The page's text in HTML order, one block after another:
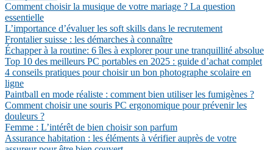
Comment choisir la musique de votre mariage ? La question
essentielle
L’importance d’évaluer les soft skills dans le recrutement
Frontalier suisse : les démarches à connaître
Échapper à la routine: 6 îles à explorer pour une tranquillité absolue
Top 10 des meilleurs PC portables en 2025 : guide d’achat complet
4 conseils pratiques pour choisir un bon photographe scolaire en
ligne
Paintball en mode réaliste : comment bien utiliser les fumigènes ?
Comment choisir une souris PC ergonomique pour prévenir les
douleurs ?
Femme : L’intérêt de bien choisir son parfum
Assurance habitation : les éléments à vérifier auprès de votre